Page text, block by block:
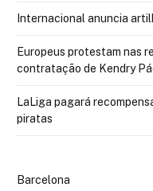
Internacional anuncia
Europeus protestam nas
contratação de Kendry
LaLiga pagará
piratas
Barcelona